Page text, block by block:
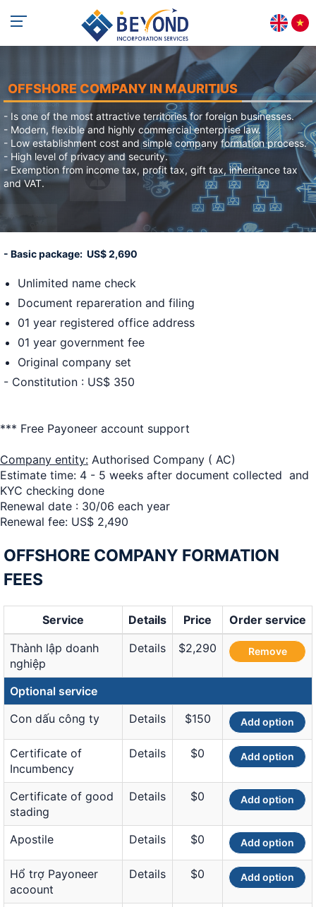
+84 813 405 565
support@beyondincorp.com
OFFSHORE COMPANY IN MAURITIUS
- Is one of the most attractive territories for foreign businesses.
- Modern, flexible and highly commercial enterprise law.
- Low establishment cost and simple company formation process.
- High level of privacy and security.
- Exemption from income tax, profit tax, gift tax, inheritance tax
and VAT.
- Basic package: US$ 2,690
Unlimited name check
Document repareration and filing
01 year registered office address
01 year government fee
Original company set
- Constitution : US$ 350
*** Free Payoneer account support
Company entity: Authorised Company ( AC)
Estimate time: 4 - 5 weeks after document collected and
KYC checking done
Renewal date : 30/06 each year
Renewal fee: US$ 2,490
OFFSHORE COMPANY FORMATION
FEES
Service Details Price
Order service
Thành lập doanh
nghiệp
Details $2,290 Remove
Optional service
Con dấu công ty
Details $150 Add option
Certificate of
Incumbency
Details $0 Add option
Certificate of good
stading
Details $0 Add option
Apostile Details $0 Add option
Hổ trợ Payoneer
acoount
Details $0 Add option